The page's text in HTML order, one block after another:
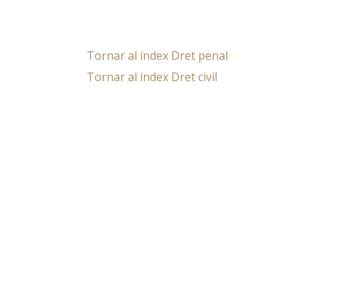
Tornar al índex Dret penal
Tornar al índex Dret civil